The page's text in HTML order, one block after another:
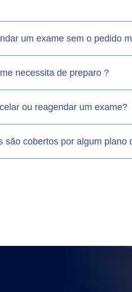
um exame sem o pedido
necessita de preparo ?
ou reagendar um exame?
são cobertos por algum plano